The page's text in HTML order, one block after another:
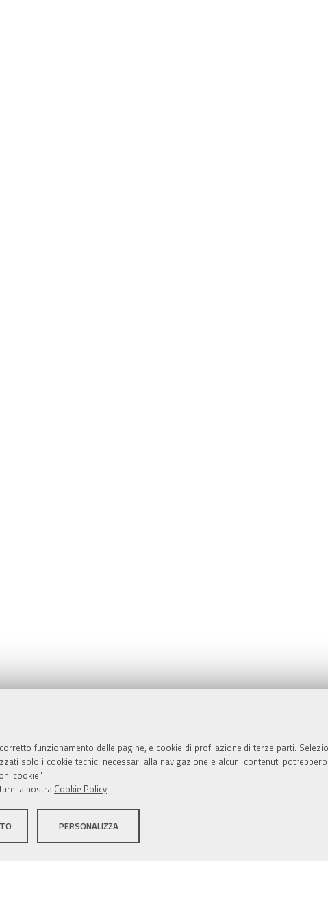
funzionamento delle pagine, e cookie di profilazione di terze parti.
solo i cookie tecnici necessari alla navigazione e alcuni contenuti
cookie".
la nostra Cookie Policy.
PERSONALIZZA